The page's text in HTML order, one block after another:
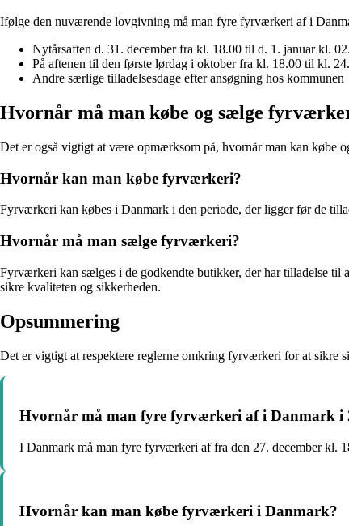
Ifølge den nuværende lovgivning må man fyre fyrværkeri af i
Nytårsaften d. 31. december fra kl. 18.00 til d. 1. januar kl.
På aftenen til den første lørdag i oktober fra kl. 18.00 til kl.
Andre særlige tilladelsesdage efter ansøgning hos kommunen
Hvornår må man købe og sælge
Det er også vigtigt at være opmærksom på, hvornår man kan købe
Hvornår kan man købe fyrværkeri?
Fyrværkeri kan købes i Danmark i den periode, der ligger før de
Hvornår må man sælge fyrværkeri?
Fyrværkeri kan sælges i de godkendte butikker, der har tilladelse
sikre kvaliteten og sikkerheden.
Opsummering
Det er vigtigt at respektere reglerne omkring fyrværkeri for at
Hvornår må man fyre fyrværkeri af i Danmark i
I Danmark må man fyre fyrværkeri af fra den 27. december kl.
Hvornår kan man købe fyrværkeri i Danmark?